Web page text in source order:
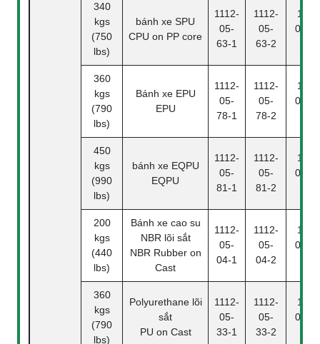
340
kgs
(750
lbs)
bánh xe SPU
CPU on PP core
1112-
05-
63-1
1112-
05-
63-2
05-
360
kgs
(790
lbs)
Bánh xe EPU
EPU
1112-
05-
78-1
1112-
05-
78-2
05-
450
kgs
(990
lbs)
bánh xe EQPU
EQPU
1112-
05-
81-1
1112-
05-
81-2
05-
200
kgs
(440
lbs)
Bánh xe cao su
NBR lõi sắt
NBR Rubber on
Cast
1112-
05-
04-1
1112-
05-
04-2
05-
360
kgs
(790
lbs)
Polyurethane lõi
sắt
PU on Cast
1112-
05-
33-1
1112-
05-
33-2
05-